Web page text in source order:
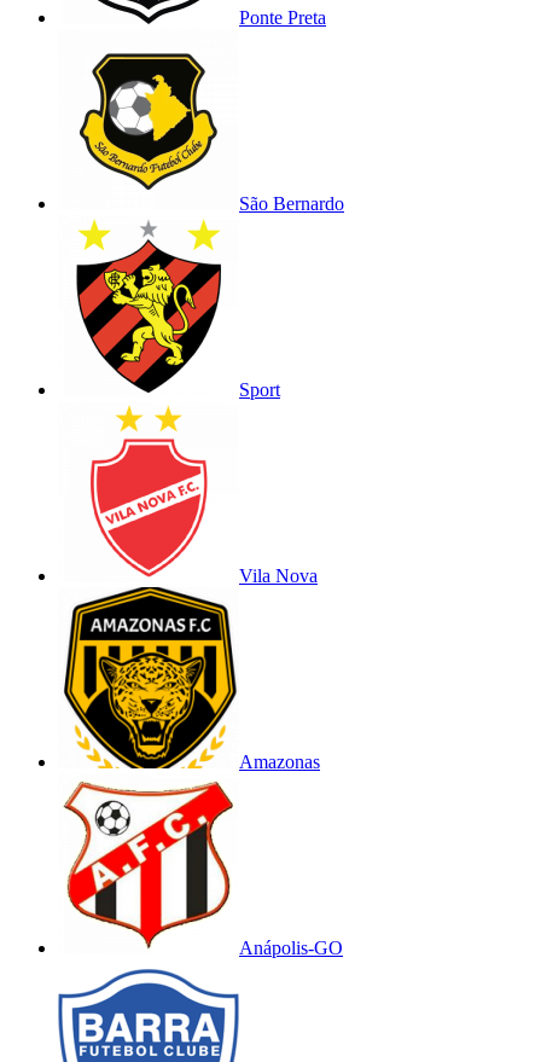
Ponte Preta
São Bernardo
Sport
Vila Nova
Amazonas
Anápolis-GO